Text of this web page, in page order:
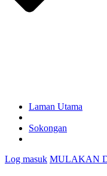
Laman Utama
Sokongan
Log masuk MULAKAN